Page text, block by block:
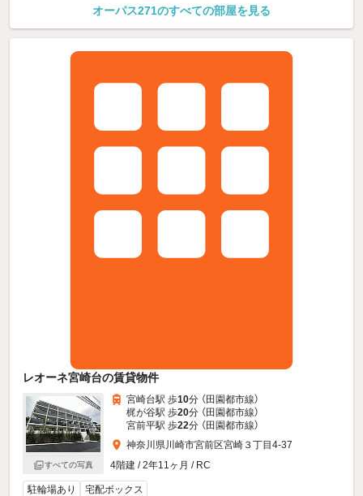
オーパス271のすべての部屋を見る
レオーネ宮崎台の賃貸物件
すべての写真
宮崎台駅 歩10分 （田園都市線）
梶が谷駅 歩20分 （田園都市線）
宮前平駅 歩22分 （田園都市線）
神奈川県川崎市宮前区宮崎３丁目4-37
4階建 / 2年11ヶ月 / RC
駐輪場あり 宅配ボックス